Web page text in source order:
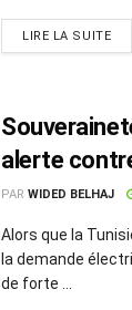
LIRE LA SUITE
alerte
Tunisie à
PAR WIDED BELHAJ
Alors que la
la demande
de forte ...